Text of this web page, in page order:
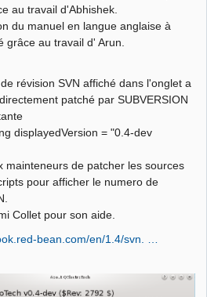
au travail d'Abhishek.
du manuel en langue anglaise à
grâce au travail d' Arun.
révision SVN affiché dans l'onglet a
patché par SUBVERSION
displayedVersion = "0.4-dev
mainteneurs de patcher les sources
pour afficher le numero de
Collet pour son aide.
bean.com/en/1.4/svn. …